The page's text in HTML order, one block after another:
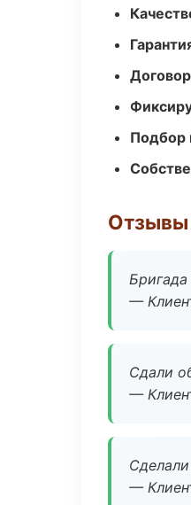
Подбор
Отзывы
Бригада
—
Сдали
—
—